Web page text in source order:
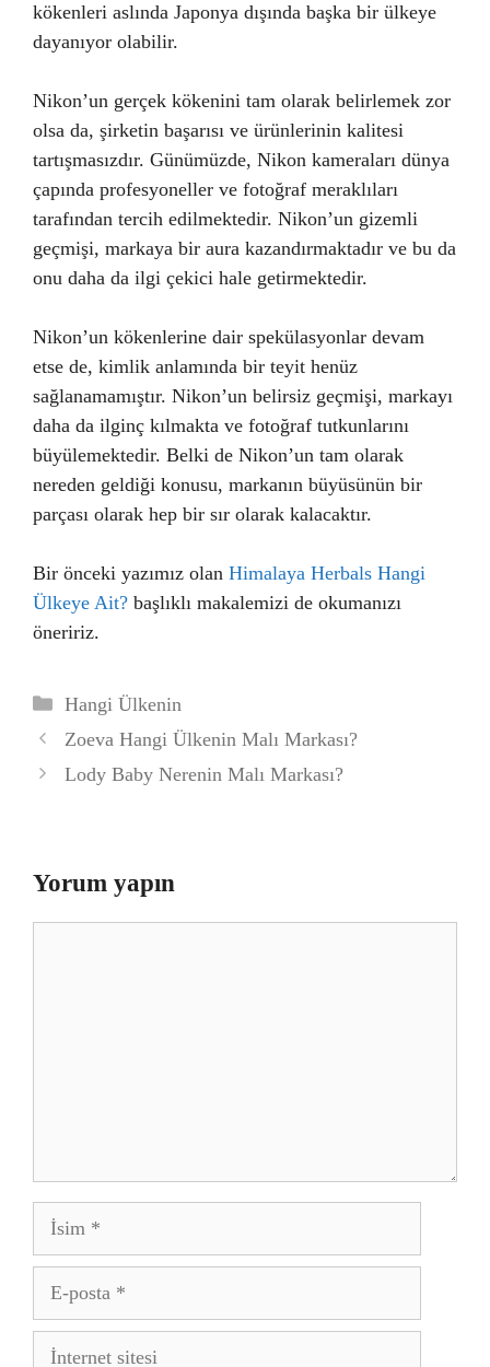
kökenleri aslında Japonya dışında başka bir ülkeye
dayanıyor olabilir.
Nikon’un gerçek kökenini tam olarak belirlemek zor
olsa da, şirketin başarısı ve ürünlerinin kalitesi
tartışmasızdır. Günümüzde, Nikon kameraları dünya
çapında profesyoneller ve fotoğraf meraklıları
tarafından tercih edilmektedir. Nikon’un gizemli
geçmişi, markaya bir aura kazandırmaktadır ve bu da
onu daha da ilgi çekici hale getirmektedir.
Nikon’un kökenlerine dair spekülasyonlar devam
etse de, kimlik anlamında bir teyit henüz
sağlanamamıştır. Nikon’un belirsiz geçmişi, markayı
daha da ilginç kılmakta ve fotoğraf tutkunlarını
büyülemektedir. Belki de Nikon’un tam olarak
nereden geldiği konusu, markanın büyüsünün bir
parçası olarak hep bir sır olarak kalacaktır.
Bir önceki yazımız olan Himalaya Herbals Hangi
Ülkeye Ait? başlıklı makalemizi de okumanızı
öneririz.
Kategoriler
Hangi Ülkenin
Zoeva Hangi Ülkenin Malı Markası?
Lody Baby Nerenin Malı Markası?
Yorum yapın
İsim
posta
İnternet